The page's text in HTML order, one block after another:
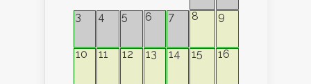
3 4 5 6 7 8 9
10 11 12 13 14 15 16